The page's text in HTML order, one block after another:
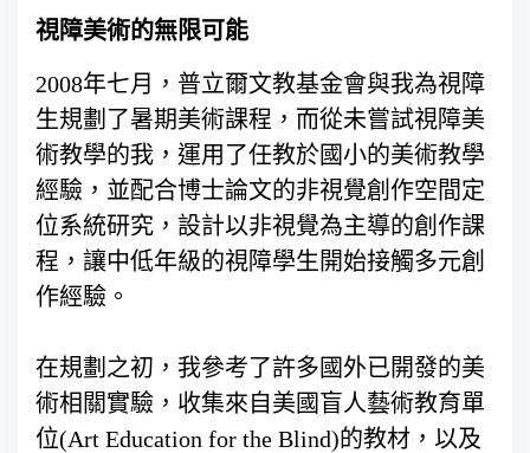
視障美術的無限可能
2008年七月，普立爾文教基金會與我為視障
生規劃了暑期美術課程，而從未嘗試視障美
術教學的我，運用了任教於國小的美術教學
經驗，並配合博士論文的非視覺創作空間定
位系統研究，設計以非視覺為主導的創作課
程，讓中低年級的視障學生開始接觸多元創
作經驗。
在規劃之初，我參考了許多國外已開發的美
術相關實驗，收集來自美國盲人藝術教育單
位(Art Education for the Blind)的教材，以及